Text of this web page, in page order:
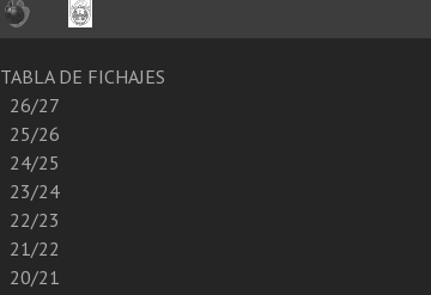
TABLA DE FICHAJES
26/27
25/26
24/25
23/24
22/23
21/22
20/21